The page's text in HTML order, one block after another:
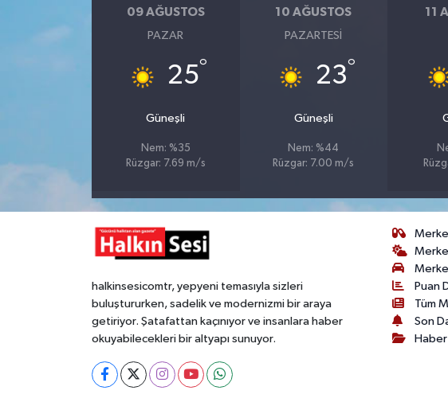
09 AĞUSTOS
PAZAR
25°
Güneşli
Nem: %35
Rüzgar: 7.69 m/s
10 AĞUSTOS
PAZARTESI
23°
Güneşli
Nem: %44
Rüzgar: 7.00 m/s
11
halkinsesicomtr, yepyeni temasıyla sizleri
buluştururken, sadelik ve modernizmi bir araya
getiriyor. Şatafattan kaçınıyor ve insanlara haber
okuyabilecekleri bir altyapı sunuyor.
Puan
Tüm
Son
İş ilanı
Kültür - Sanat
MAGAZİN
Politika
Resmi İlan